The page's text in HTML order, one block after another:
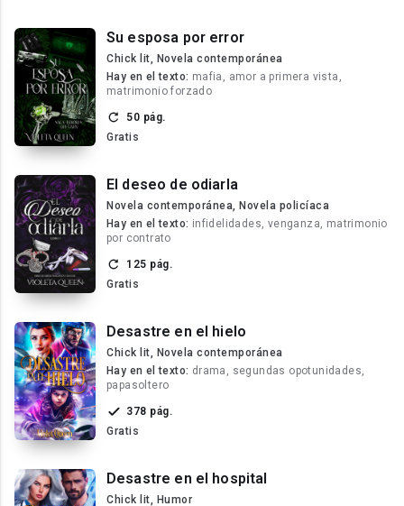
Su esposa por error
Chick lit, Novela contemporánea
Hay en el texto: mafia, amor a primera vista,
matrimonio forzado
50 pág.
Gratis
El deseo de odiarla
Novela contemporánea, Novela policíaca
Hay en el texto: infidelidades, venganza, matrimonio
por contrato
125 pág.
Gratis
Desastre en el hielo
Chick lit, Novela contemporánea
Hay en el texto: drama, segundas opotunidades,
papasoltero
378 pág.
Gratis
Desastre en el hospital
Chick lit, Humor